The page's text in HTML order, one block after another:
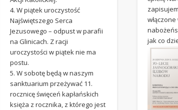
4. W piątek uroczystość
Najświętszego Serca
Jezusowego – odpust w parafii
na Glinicach. Z racji
uroczystości w piątek nie ma
postu.
5. W sobotę będą w naszym
sanktuarium przeżywać 11.
rocznicę święceń kapłańskich
księża z rocznika, z którego jest
jak co